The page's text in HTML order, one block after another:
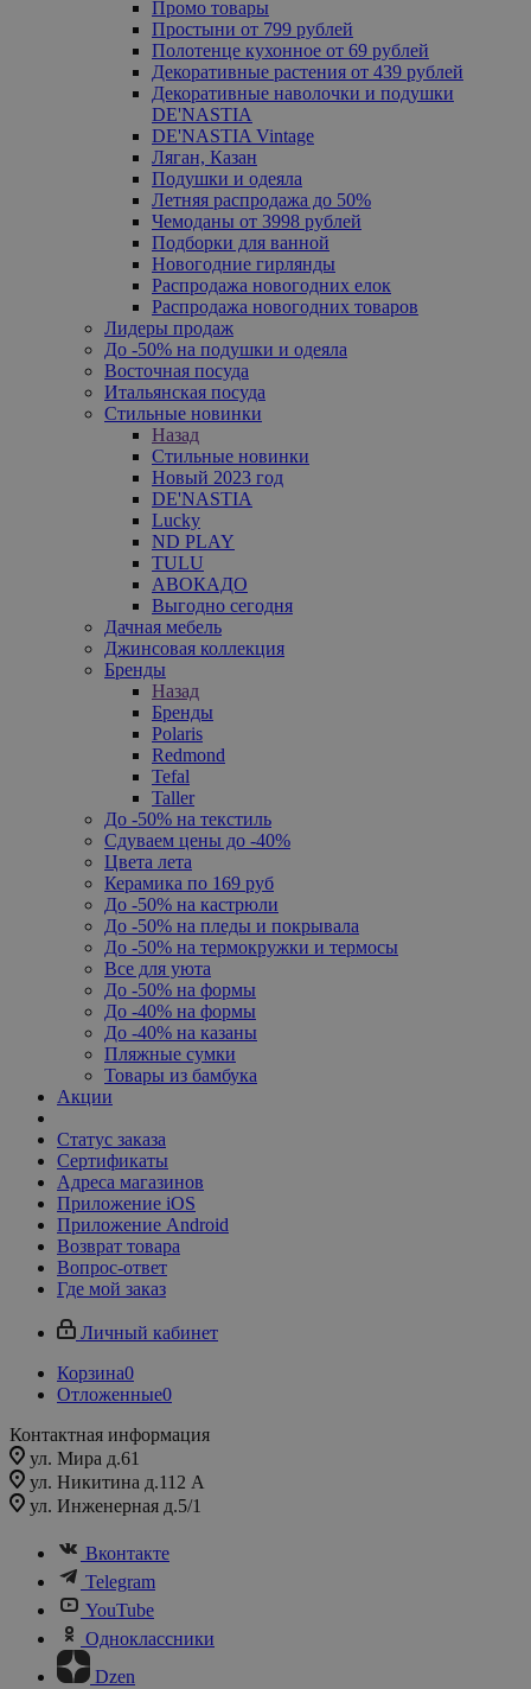
Промо товары
Простыни от 799 рублей
Полотенце кухонное от 69 рублей
Декоративные растения от 439 рублей
Декоративные наволочки и подушки
DE'NASTIA
DE'NASTIA Vintage
Ляган, Казан
Подушки и одеяла
Летняя распродажа до 50%
Чемоданы от 3998 рублей
Подборки для ванной
Новогодние гирлянды
Распродажа новогодних елок
Распродажа новогодних товаров
Лидеры продаж
До -50% на подушки и одеяла
Восточная посуда
Итальянская посуда
Стильные новинки
Назад
Стильные новинки
Новый 2023 год
DE'NASTIA
Lucky
ND PLAY
TULU
АВОКАДО
Выгодно сегодня
Дачная мебель
Джинсовая коллекция
Бренды
Назад
Бренды
Polaris
Redmond
Tefal
Taller
До -50% на текстиль
Сдуваем цены до -40%
Цвета лета
Керамика по 169 руб
До -50% на кастрюли
До -50% на пледы и покрывала
До -50% на термокружки и термосы
Все для уюта
До -50% на формы
До -40% на формы
До -40% на казаны
Пляжные сумки
Товары из бамбука
Акции
Статус заказа
Сертификаты
Адреса магазинов
Приложение iOS
Приложение Android
Возврат товара
Вопрос-ответ
Где мой заказ
Личный кабинет
Корзина0
Отложенные0
Контактная информация
ул. Мира д.61
ул. Никитина д.112 А
ул. Инженерная д.5/1
Вконтакте
Telegram
YouTube
Одноклассники
Dzen